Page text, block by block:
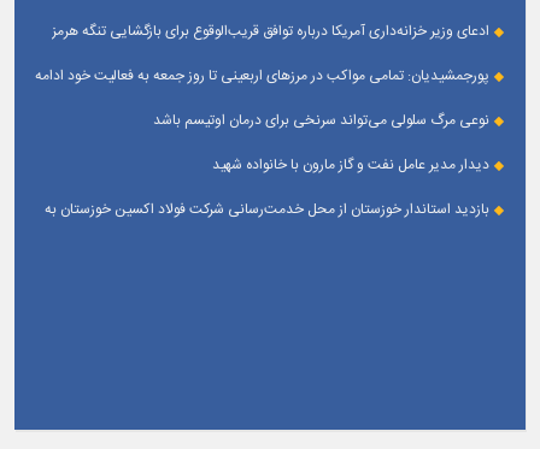
ادعای وزیر خزانه‌داری آمریکا درباره توافق قریب‌الوقوع برای بازگشایی تنگه هرمز
پورجمشیدیان: تمامی مواکب در مرزهای اربعینی تا روز جمعه به فعالیت خود ادامه
نوعی مرگ سلولی می‌تواند سرنخی برای درمان اوتیسم باشد
دیدار مدیر عامل نفت و گاز مارون با خانواده شهید
بازدید استاندار خوزستان از محل خدمت‌رسانی شرکت فولاد اکسین خوزستان به